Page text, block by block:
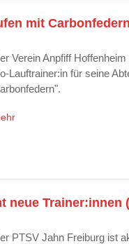
mit
Verein Anpfiff
Lauftrainer:in für seine
neue Trainer:innen
PTSV Jahn Freiburg ist